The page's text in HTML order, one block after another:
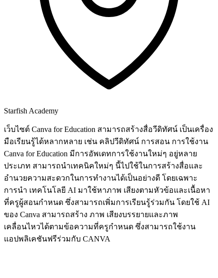
Starfish Academy
เว็บไซต์ Canva for Education สามารถสร้างสื่อวีดิทัศน์ เป็นเครื่อง
มือเรียนรู้ได้หลากหลาย เช่น คลิปวีดิทัศน์ การสอน การใช้งาน
Canva for Education มีการอัพเดทการใช้งานใหม่ๆ อยู่หลาย
ประเภท สามารถนำเทคนิคใหม่ๆ นี้ไปใช้ในการสร้างสื่อและ
อำนวยความสะดวกในการทำงานได้เป็นอย่างดี โดยเฉพาะ
การนำ เทคโนโลยี AI มาใช้หาภาพ เสียงตามหัวข้อและเนื้อหา
ที่ครูผู้สอนกำหนด ซึ่งสามารถเพิ่มการเรียนรู้ร่วมกัน โดยใช้ AI
ของ Canva สามารถสร้าง ภาพ เสียงบรรยายและภาพ
เคลื่อนไหวได้ตามข้อความที่ครูกำหนด ซึ่งสามารถใช้งาน
แอปพลิเคชันฟรีร่วมกับ CANVA